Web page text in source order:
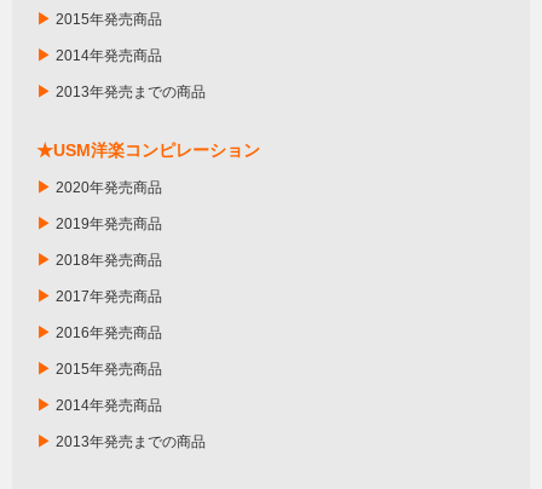
▶ 2015年発売商品
▶ 2014年発売商品
▶ 2013年発売までの商品
★USM洋楽コンピレーション
▶ 2020年発売商品
▶ 2019年発売商品
▶ 2018年発売商品
▶ 2017年発売商品
▶ 2016年発売商品
▶ 2015年発売商品
▶ 2014年発売商品
▶ 2013年発売までの商品